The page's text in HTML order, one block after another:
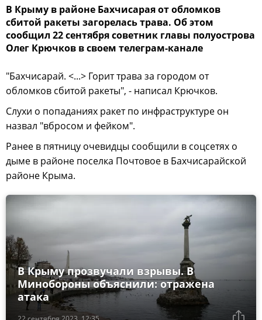
В Крыму в районе Бахчисарая от обломков
сбитой ракеты загорелась трава. Об этом
сообщил 22 сентября советник главы полуострова
Олег Крючков в своем телеграм-канале
"Бахчисарай. <...> Горит трава за городом от
обломков сбитой ракеты", - написал Крючков.
Слухи о попаданиях ракет по инфраструктуре он
назвал "вбросом и фейком".
Ранее в пятницу очевидцы сообщили в соцсетях о
дыме в районе поселка Почтовое в Бахчисарайской
районе Крыма.
22 сентября 2023, 12:35
В Крыму прозвучали взрывы. В
Минобороны объяснили: отражена
атака